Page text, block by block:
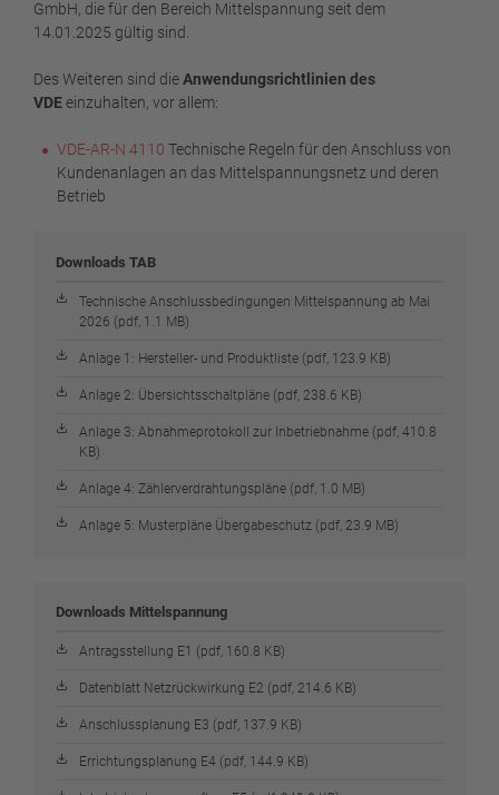
GmbH, die für den Bereich Mittelspannung seit dem
14.01.2025 gültig sind.
Des Weiteren sind dieAnwendungsrichtlinien des
VDEeinzuhalten, vor allem:
VDE-AR-N 4110 Technische Regeln für den Anschluss von
Kundenanlagen an das Mittelspannungsnetz und deren
Betrieb
Downloads TAB
Technische Anschlussbedingungen Mittelspannung ab Mai
2026 (pdf, 1.1 MB)
Anlage 1: Hersteller- und Produktliste (pdf, 123.9 KB)
Anlage 2: Übersichtsschaltpläne (pdf, 238.6 KB)
Anlage 3: Abnahmeprotokoll zur Inbetriebnahme (pdf, 410.8
KB)
Anlage 4: Zählerverdrahtungspläne (pdf, 1.0 MB)
Anlage 5: Musterpläne Übergabeschutz (pdf, 23.9 MB)
Downloads Mittelspannung
Antragsstellung E1 (pdf, 160.8 KB)
Datenblatt Netzrückwirkung E2 (pdf, 214.6 KB)
Anschlussplanung E3 (pdf, 137.9 KB)
Errichtungsplanung E4 (pdf, 144.9 KB)